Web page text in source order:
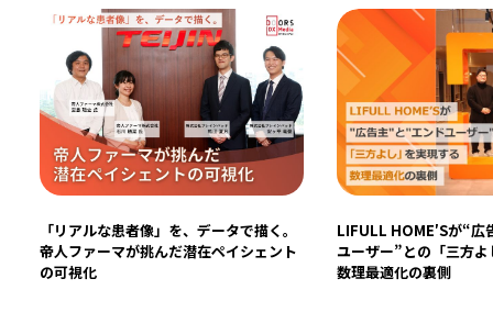
「リアルな患者像」を、データで描く。
帝人ファーマが挑んだ潜在ペイシェント
の可視化
LIFULL HOME′Sが“広
ユーザー”との「三方
数理最適化の裏側